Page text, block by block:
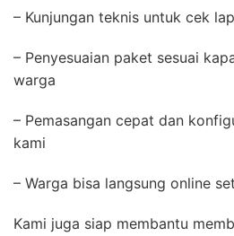
– Kunjungan teknis untuk cek
– Penyesuaian paket sesuai
warga
– Pemasangan cepat dan
kami
– Warga bisa langsung online
Kami juga siap membantu